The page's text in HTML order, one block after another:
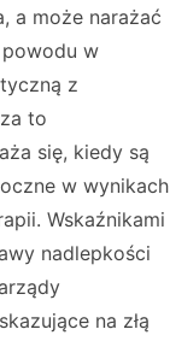
a może narażać
w
z
to
się, kiedy są
w wynikach
Wskaźnikami
nadlepkości
na złą